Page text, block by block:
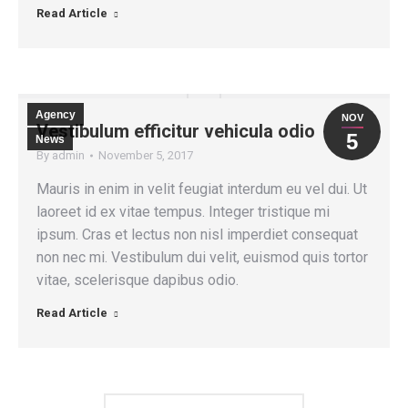
Read Article
NOV
5
Agency
News
Vestibulum efficitur vehicula odio
By admin November 5, 2017
Mauris in enim in velit feugiat interdum eu vel dui. Ut
laoreet id ex vitae tempus. Integer tristique mi
ipsum. Cras et lectus non nisl imperdiet consequat
non nec mi. Vestibulum dui velit, euismod quis tortor
vitae, scelerisque dapibus odio.
Read Article